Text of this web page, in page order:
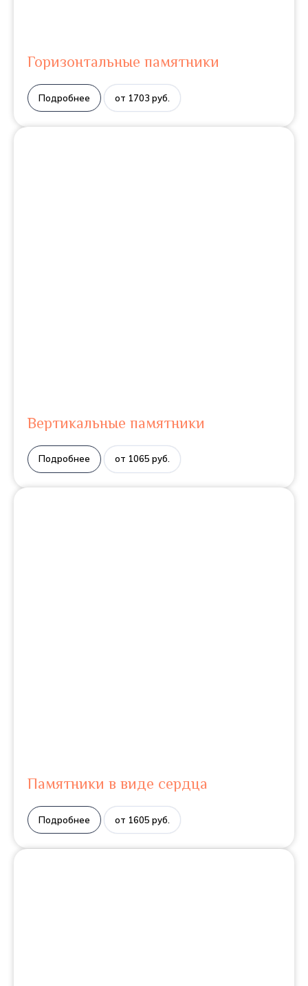
Горизонтальные памятники
Подробнее от 1703 руб.
Вертикальные памятники
Подробнее от 1065 руб.
Памятники в виде сердца
Подробнее от 1605 руб.